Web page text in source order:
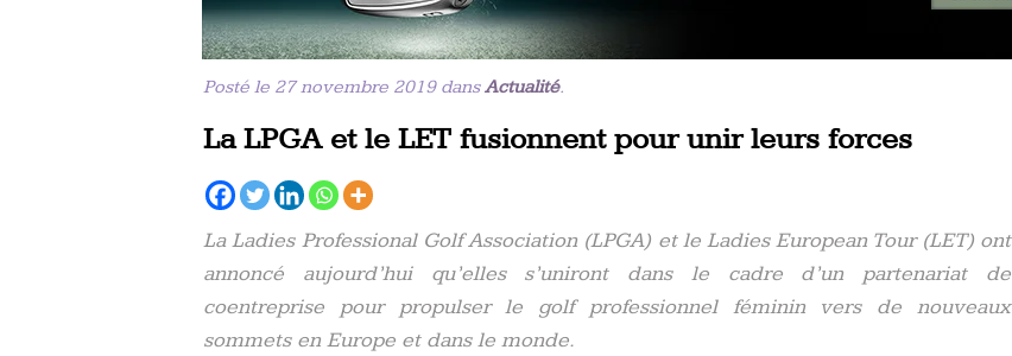
Posté le 27 novembre 2019 dansActualité.
La LPGA et le LET fusionnent pour unir leurs forces
La Ladies Professional Golf Association (LPGA) et le Ladies European Tour (LET) ont
annoncé aujourd’hui qu’elles s’uniront dans le cadre d’un partenariat de
coentreprise pour propulser le golf professionnel féminin vers de nouveaux
sommets en Europe et dans le monde.